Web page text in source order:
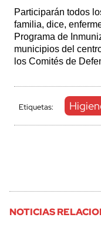
Participarán todos
familia, dice,
Programa de
municipios del
los Comités de
Etiquetas:
NOTICIAS